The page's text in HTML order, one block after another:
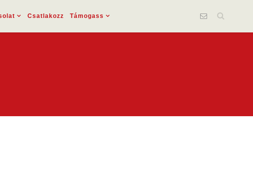
Csatlakozz Támogass